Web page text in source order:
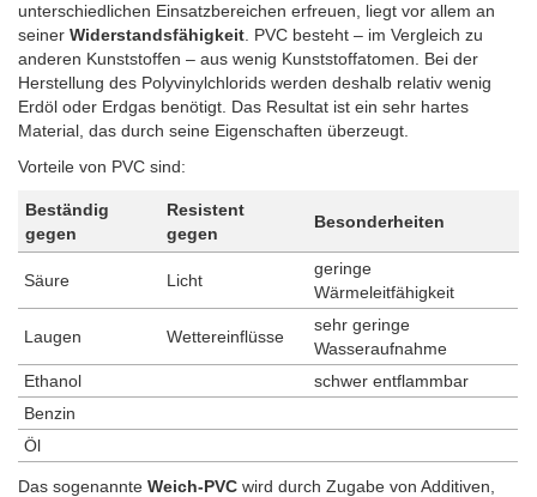
unterschiedlichen Einsatzbereichen erfreuen, liegt vor allem an
seiner Widerstandsfähigkeit . PVC besteht – im Vergleich zu
anderen Kunststoffen – aus wenig Kunststoffatomen. Bei der
Herstellung des Polyvinylchlorids werden deshalb relativ wenig
Erdöl oder Erdgas benötigt. Das Resultat ist ein sehr hartes
Material, das durch seine Eigenschaften überzeugt.
Vorteile von PVC sind:
Beständig
gegen
Resistent
gegen
Besonderheiten
Säure Licht
geringe
Wärmeleitfähigkeit
Laugen Wettereinflüsse
sehr geringe
Wasseraufnahme
Ethanol
schwer entflammbar
Benzin
Öl
Das sogenannte Weich-PVC wird durch Zugabe von Additiven,